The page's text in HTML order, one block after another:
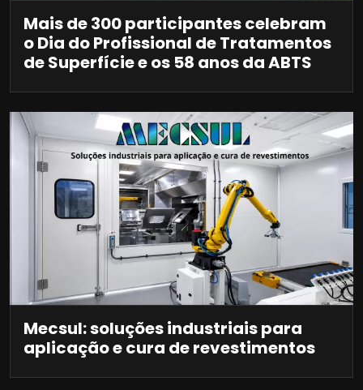
Mais de 300 participantes celebram
o Dia do Profissional de Tratamentos
de Superfície e os 58 anos da ABTS
Mecsul: soluções industriais para
aplicação e cura de revestimentos